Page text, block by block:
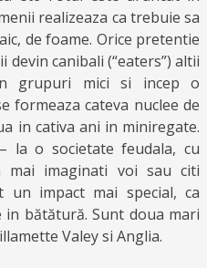
realizeaza ca trebuie sa
de foame. Orice pretentie
canibali (“eaters”) altii
grupuri mici si incep o
formeaza cateva nuclee de
in cativa ani in miniregate.
la o societate feudala, cu
mai imaginati voi sau citi
un impact mai special, ca
bătătură. Sunt doua mari
Valey si Anglia.